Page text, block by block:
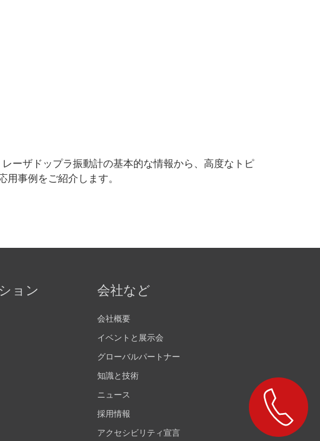
ーザドップラ振動計の基本的な情報から、高度なトピ
事例をご紹介します。
ョン 会社など
会社概要
イベントと展示会
グローバルパートナー
知識と技術
ニュース
採用情報
アクセシビリティ宣言